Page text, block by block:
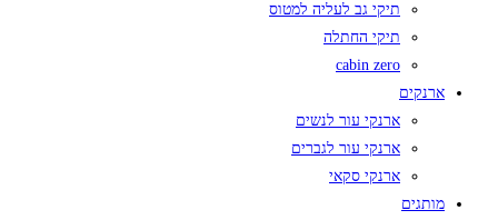
תיקי גב לעליה למטוס
תיקי החתלה
cabin zero
ארנקים
ארנקי עור לנשים
ארנקי עור לגברים
ארנקי סקאי
מותגים